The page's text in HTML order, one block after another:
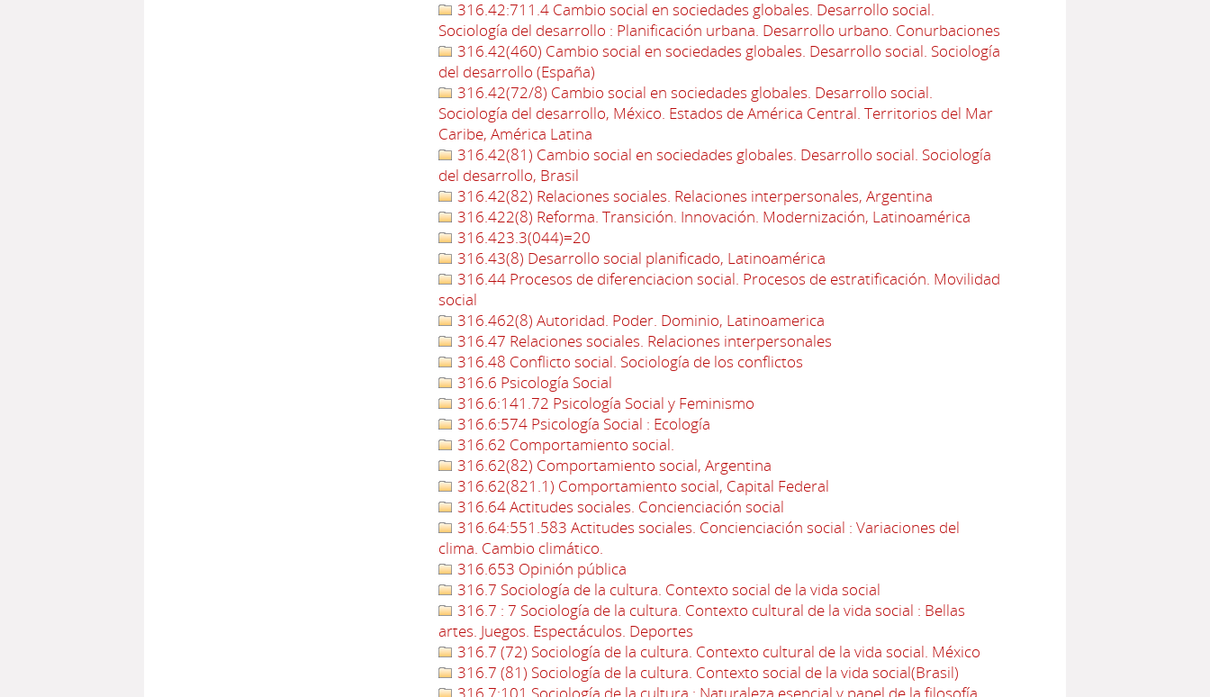
316.42:711.4 Cambio social en sociedades globales. Desarrollo social.
Sociología del desarrollo : Planificación urbana. Desarrollo urbano. Conurbaciones
316.42(460) Cambio social en sociedades globales. Desarrollo social. Sociología
del desarrollo (España)
316.42(72/8) Cambio social en sociedades globales. Desarrollo social.
Sociología del desarrollo, México. Estados de América Central. Territorios del Mar
Caribe, América Latina
316.42(81) Cambio social en sociedades globales. Desarrollo social. Sociología
del desarrollo, Brasil
316.42(82) Relaciones sociales. Relaciones interpersonales, Argentina
316.422(8) Reforma. Transición. Innovación. Modernización, Latinoamérica
316.423.3(044)=20
316.43(8) Desarrollo social planificado, Latinoamérica
316.44 Procesos de diferenciacion social. Procesos de estratificación. Movilidad
social
316.462(8) Autoridad. Poder. Dominio, Latinoamerica
316.47 Relaciones sociales. Relaciones interpersonales
316.48 Conflicto social. Sociología de los conflictos
316.6 Psicología Social
316.6:141.72 Psicología Social y Feminismo
316.6:574 Psicología Social : Ecología
316.62 Comportamiento social.
316.62(82) Comportamiento social, Argentina
316.62(821.1) Comportamiento social, Capital Federal
316.64 Actitudes sociales. Concienciación social
316.64:551.583 Actitudes sociales. Concienciación social : Variaciones del
clima. Cambio climático.
316.653 Opinión pública
316.7 Sociología de la cultura. Contexto social de la vida social
316.7 : 7 Sociología de la cultura. Contexto cultural de la vida social : Bellas
artes. Juegos. Espectáculos. Deportes
316.7 (72) Sociología de la cultura. Contexto cultural de la vida social. México
316.7 (81) Sociología de la cultura. Contexto social de la vida social(Brasil)